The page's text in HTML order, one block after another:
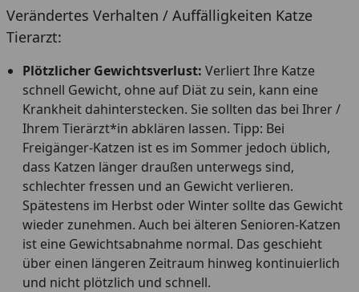
Verändertes Verhalten / Auffälligkeiten Katze
Tierarzt:
Plötzlicher Gewichtsverlust: Verliert Ihre Katze
schnell Gewicht, ohne auf Diät zu sein, kann eine
Krankheit dahinterstecken. Sie sollten das bei Ihrer /
Ihrem Tierärzt*in abklären lassen. Tipp: Bei
Freigänger-Katzen ist es im Sommer jedoch üblich,
dass Katzen länger draußen unterwegs sind,
schlechter fressen und an Gewicht verlieren.
Spätestens im Herbst oder Winter sollte das Gewicht
wieder zunehmen. Auch bei älteren Senioren-Katzen
ist eine Gewichtsabnahme normal. Das geschieht
über einen längeren Zeitraum hinweg kontinuierlich
und nicht plötzlich und schnell.